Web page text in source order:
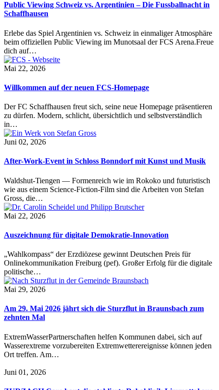
Public Viewing Schweiz vs. Argentinien – Die Fussballnacht in
Schaffhausen
Erlebe das Spiel Argentinien vs. Schweiz in einmaliger Atmosphäre
beim offiziellen Public Viewing im Munotsaal der FCS Arena.Freue
dich auf…
Mai 22, 2026
Willkommen auf der neuen FCS-Homepage
Der FC Schaffhausen freut sich, seine neue Homepage präsentieren
zu dürfen. Modern, schlicht, übersichtlich und selbstverständlich
in…
Juni 02, 2026
After-Work-Event in Schloss Bonndorf mit Kunst und Musik
Waldshut-Tiengen — Formenreich wie im Rokoko und futuristisch
wie aus einem Science-Fiction-Film sind die Arbeiten von Stefan
Gross, die…
Mai 22, 2026
Auszeichnung für digitale Demokratie-Innovation
„Wahlkompass“ der Erzdiözese gewinnt Deutschen Preis für
Onlinekommunikation Freiburg (pef). Großer Erfolg für die digitale
politische…
Mai 29, 2026
Am 29. Mai 2026 jährt sich die Sturzflut in Braunsbach zum
zehnten Mal
ExtremWasserPartnerschaften helfen Kommunen dabei, sich auf
Wasserextreme vorzubereiten Extremwetterereignisse können jeden
Ort treffen. Am…
Juni 01, 2026